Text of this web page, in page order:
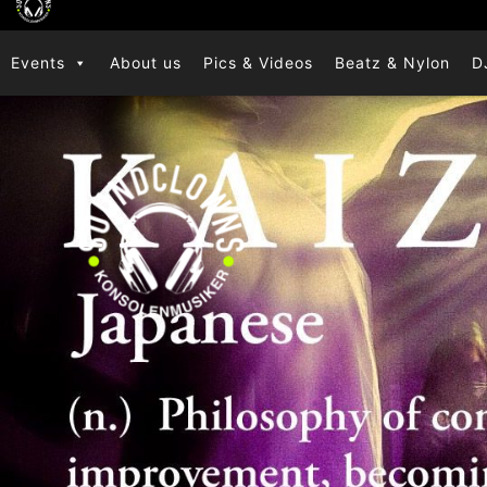
Zum
springen
Events About us Pics & Videos Beatz & Nylon